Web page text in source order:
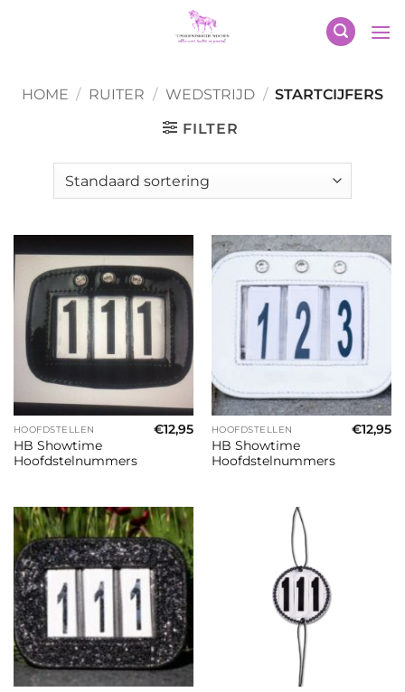
HOME / RUITER / WEDSTRIJD / STARTCIJFERS
FILTER
HOOFDSTELLEN
HB Showtime
Hoofdstelnummers
€12,95 HOOFDSTELLEN
HB Showtime
Hoofdstelnummers
€12,95